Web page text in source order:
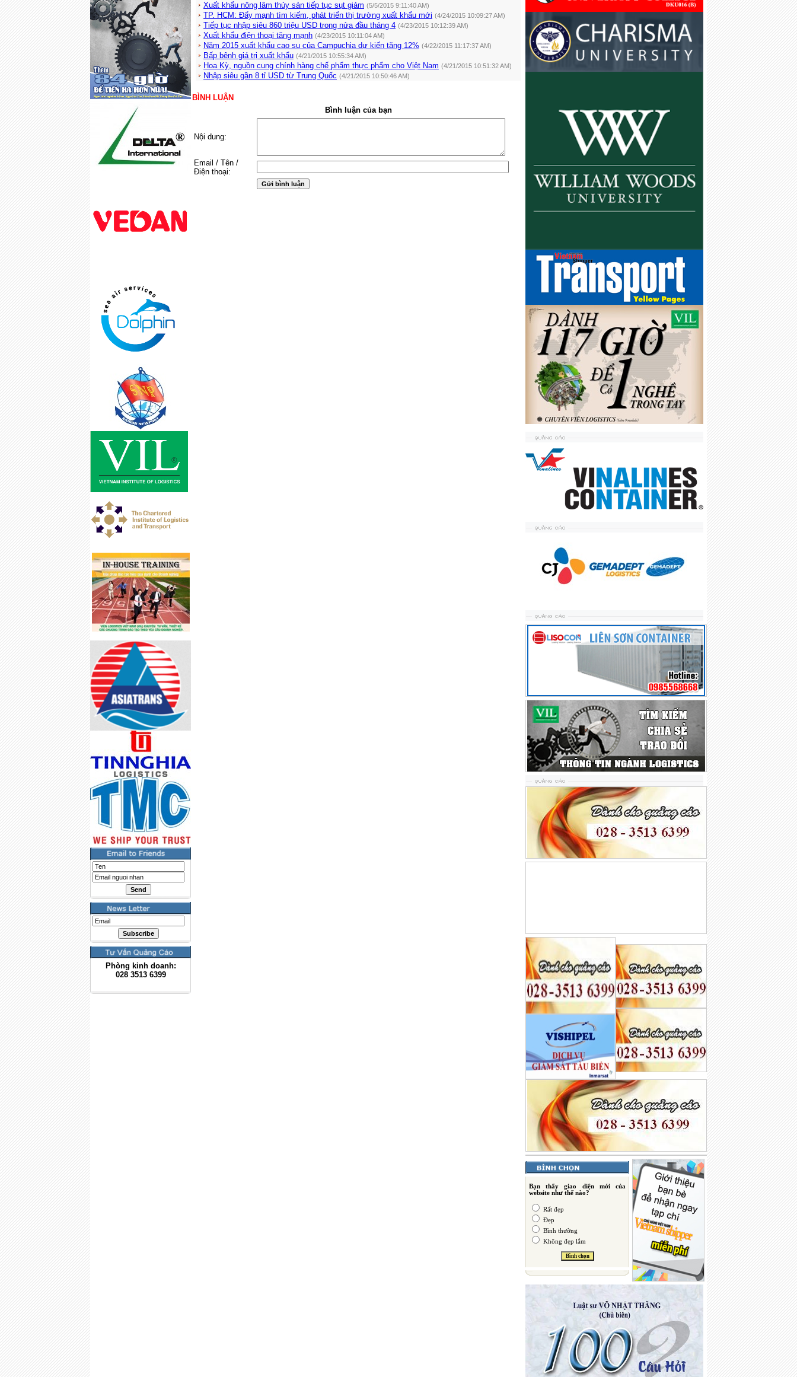
Phòng kinh doanh:
028 3513 6399
Xuất khẩu nông lâm thủy sản tiếp tục sụt giảm (5/5/2015 9:11:40 AM)
TP. HCM: Đẩy mạnh tìm kiếm, phát triển thị trường xuất khẩu mới (4/24/2015 10:09:27 AM)
Tiếp tục nhập siêu 860 triệu USD trong nửa đầu tháng 4 (4/23/2015 10:12:39 AM)
Xuất khẩu điện thoại tăng mạnh (4/23/2015 10:11:04 AM)
Năm 2015 xuất khẩu cao su của Campuchia dự kiến tăng 12% (4/22/2015 11:17:37 AM)
Bấp bênh giá trị xuất khẩu (4/21/2015 10:55:34 AM)
Hoa Kỳ, nguồn cung chính hàng chế phẩm thực phẩm cho Việt Nam (4/21/2015 10:51:32 AM)
Nhập siêu gần 8 tỉ USD từ Trung Quốc (4/21/2015 10:50:46 AM)
BÌNH LUẬN
Bình luận của bạn
Nội dung:
Email / Tên /
Điện thoại:
Bạn thấy giao diện mới của
website như thế nào?
Rất đẹp
Đẹp
Bình thường
Không đẹp lắm